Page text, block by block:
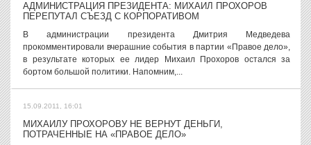
АДМИНИСТРАЦИЯ ПРЕЗИДЕНТА: МИХАИЛ ПРОХОРОВ
ПЕРЕПУТАЛ СЪЕЗД С КОРПОРАТИВОМ
В администрации президента Дмитрия Медведева
прокомментировали вчерашние события в партии «Правое дело»,
в результате которых ее лидер Михаил Прохоров остался за
бортом большой политики. Напомним,...
15.09.2011, 16:01
МИХАИЛУ ПРОХОРОВУ НЕ ВЕРНУТ ДЕНЬГИ,
ПОТРАЧЕННЫЕ НА «ПРАВОЕ ДЕЛО»